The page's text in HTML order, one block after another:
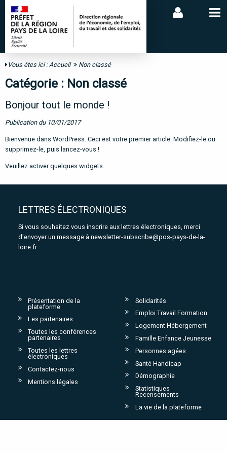
Vous êtes ici :Accueil Non classé
Catégorie : Non classé
Bonjour tout le monde !
Publication du 10/01/2017
Bienvenue dans WordPress. Ceci est votre premier article. Modifiez-le ou
supprimez-le, puis lancez-vous !
Veuillez activer quelques widgets.
LETTRES ÉLECTRONIQUES
Si vous souhaitez vous inscrire aux lettres électroniques, merci
d'envoyer un message à newsletter-subscribe@pos-pays-de-la-
loire.fr
Présentation de la
plateforme
Les partenaires
Toutes les conférences
partenaires
Toutes les lettres
électroniques
Contactez-nous
Mentions légales
Solidarités
Emploi Travail Formation
Logement Hébergement
Famille Enfance Jeunesse
Personnes agées
Santé Handicap
Démographie
Statistiques
Recensements
La vie de la plateforme